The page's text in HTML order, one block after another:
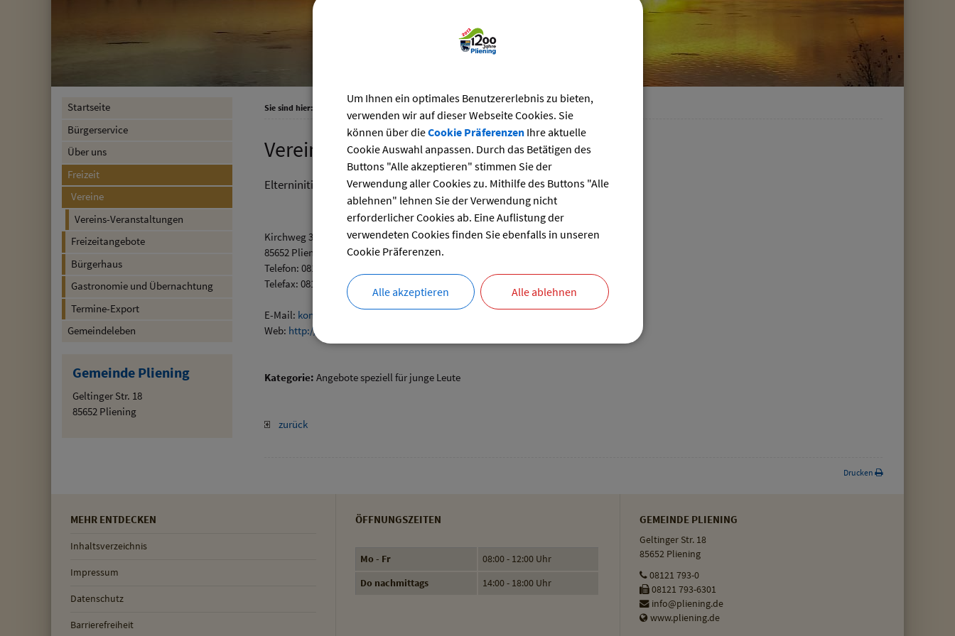
Startseite
Bürgerservice
Über uns
Freizeit
Vereine
Vereins-Veranstaltungen
Freizeitangebote
Bürgerhaus
Gastronomie und Übernachtung
Termine-Export
Gemeindeleben
Gemeinde Pliening
Geltinger Str. 18
85652 Pliening
Sie sind hier:
Vereine
Elterninitiative Pliening e.V.
Kirchweg 31
85652 Pliening
Telefon: 08121 22309-10
Telefax: 08121 22309-11
E-Mail: kontakt@eip-pliening.de
Web: http://www.EIP-Pliening.de
Kategorie: Angebote speziell für junge Leute
zurück
Drucken
MEHR ENTDECKEN
Inhaltsverzeichnis
Impressum
Datenschutz
Barrierefreiheit
ÖFFNUNGSZEITEN
Mo - Fr
08:00 - 12:00 Uhr
Do nachmittags
14:00 - 18:00 Uhr
GEMEINDE PLIENING
Geltinger Str. 18
85652 Pliening
08121 793-0
08121 793-6301
info@pliening.de
www.pliening.de
Um Ihnen ein optimales Benutzererlebnis zu bieten,
verwenden wir auf dieser Webseite Cookies. Sie
können über dieCookie PräferenzenIhre aktuelle
Cookie Auswahl anpassen. Durch das Betätigen des
Buttons "Alle akzeptieren" stimmen Sie der
Verwendung aller Cookies zu. Mithilfe des Buttons "Alle
ablehnen" lehnen Sie der Verwendung nicht
erforderlicher Cookies ab. Eine Auflistung der
verwendeten Cookies finden Sie ebenfalls in unseren
Cookie Präferenzen.
Alle akzeptieren Alle ablehnen